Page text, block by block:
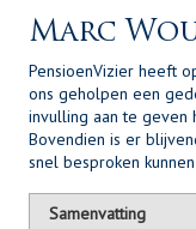
Marc
PensioenVizier heeft
ons geholpen een
invulling aan te geven
Bovendien is er
snel besproken
Samenvatting